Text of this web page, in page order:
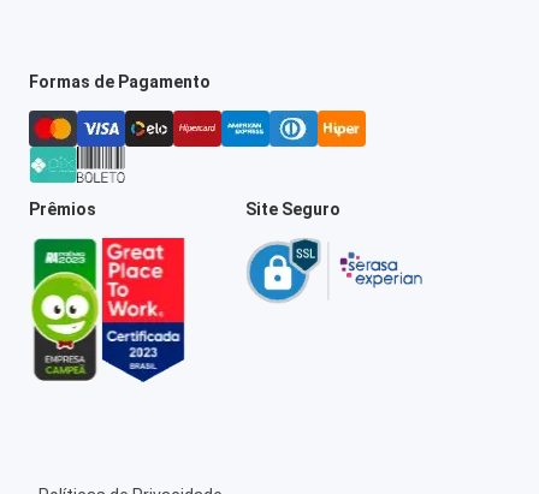
Formas de Pagamento
Prêmios Site Seguro